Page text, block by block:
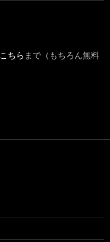
こちら まで（もちろん無料